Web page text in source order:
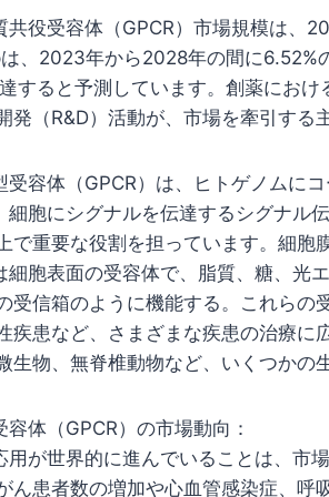
共役受容体（GPCR）市場規模は、
、2023年から2028年の間に6.52%
すると予測しています。創薬にお
発（R&D）活動が、市場を牽引する
受容体（GPCR）は、ヒトゲノムに
細胞にシグナルを伝達するシグナル
で重要な役割を担っています。細胞
細胞表面の受容体で、脂質、糖、光
受信箱のように機能する。これらの
疾患など、さまざまな疾患の治療に
生物、無脊椎動物など、いくつかの
体（GPCR）の市場動向：
用が世界的に進んでいることは、市
ん患者数の増加や心血管感染症、呼